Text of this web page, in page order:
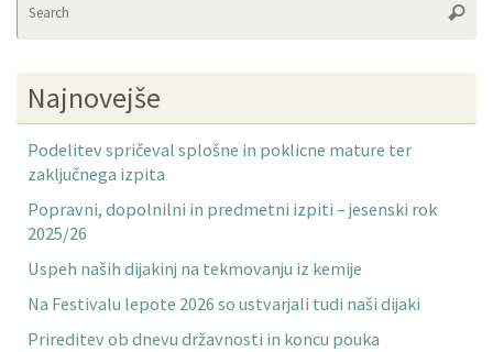
Najnovejše
Podelitev spričeval splošne in poklicne mature ter
zaključnega izpita
Popravni, dopolnilni in predmetni izpiti – jesenski rok
2025/26
Uspeh naših dijakinj na tekmovanju iz kemije
Na Festivalu lepote 2026 so ustvarjali tudi naši dijaki
Prireditev ob dnevu državnosti in koncu pouka